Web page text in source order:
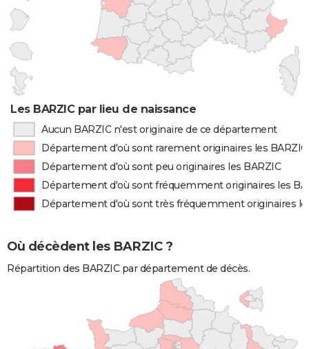
Les BARZIC par lieu de naissance
Aucun BARZIC n'est originaire de ce département
Département d'où sont rarement originaires les BARZIC
Département d'où sont peu originaires les BARZIC
Département d'où sont fréquemment originaires les
Département d'où sont très fréquemment originaires
Où décèdent les BARZIC ?
Répartition des BARZIC par département de décès.